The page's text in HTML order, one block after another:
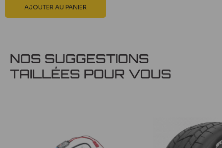
AJOUTER AU PANIER
NOS SUGGESTIONS
TAILLÉES POUR VOUS